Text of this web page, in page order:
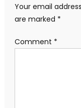
Your email
are marked *
Comment *